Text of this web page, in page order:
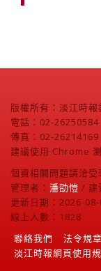
版權所有：淡江時
電話：02-26250584
傳真：02-26214169
建議使用 Chrome
個資相關問題請洽
管理者： 潘劭愷 / 建
更新日期：2026-
線上人數：1828
聯絡我們
法令規章
淡江時報網頁使用